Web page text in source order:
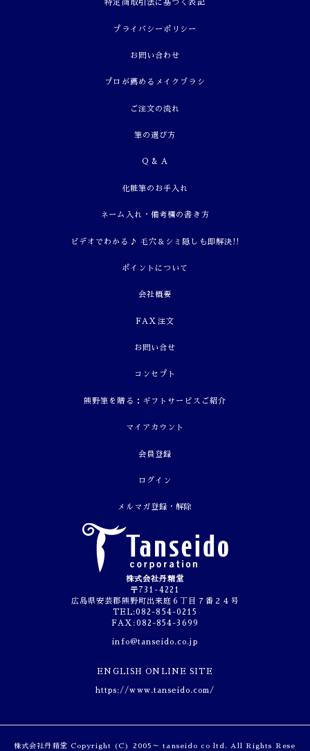
特定商取引法に基づく表記
プライバシーポリシー
お問い合わせ
プロが薦めるメイクブラシ
ご注文の流れ
筆の選び方
Q & A
化粧筆のお手入れ
ネーム入れ・備考欄の書き方
ビデオでわかる♪ 毛穴＆シミ隠しも即解決!!
ポイントについて
会社概要
FAX注文
お問い合せ
コンセプト
熊野筆を贈る：ギフトサービスご紹介
マイアカウント
会員登録
ログイン
メルマガ登録・解除
株式会社丹精堂
〒731-4221
広島県安芸郡熊野町出来庭６丁目７番２４号
TEL:082-854-0215
FAX:082-854-3699
info@tanseido.co.jp
ENGLISH ONLINE SITE
https://www.tanseido.com/
株式会社丹精堂 Copyright (C) 2005～ tanseido co ltd. All Rights Rese